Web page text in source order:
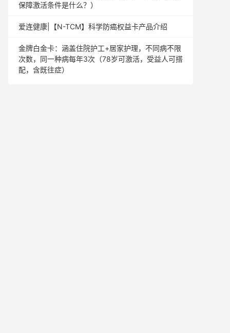
保障激活条件是什么？）
爱连健康|【N-TCM】科学防癌权益卡产品介绍
金牌白金卡：涵盖住院护工+居家护理，不同病不限
次数，同一种病每年3次（78岁可激活，受益人可搭
配，含既往症）